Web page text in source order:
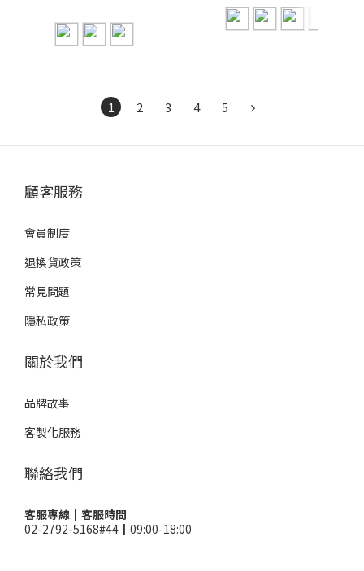
1 2 3 4 5
顧客服務
會員制度
退換貨政策
常見問題
隱私政策
關於我們
品牌故事
客製化服務
聯絡我們
客服專線┃客服時間
02-2792-5168#44┃09:00-18:00